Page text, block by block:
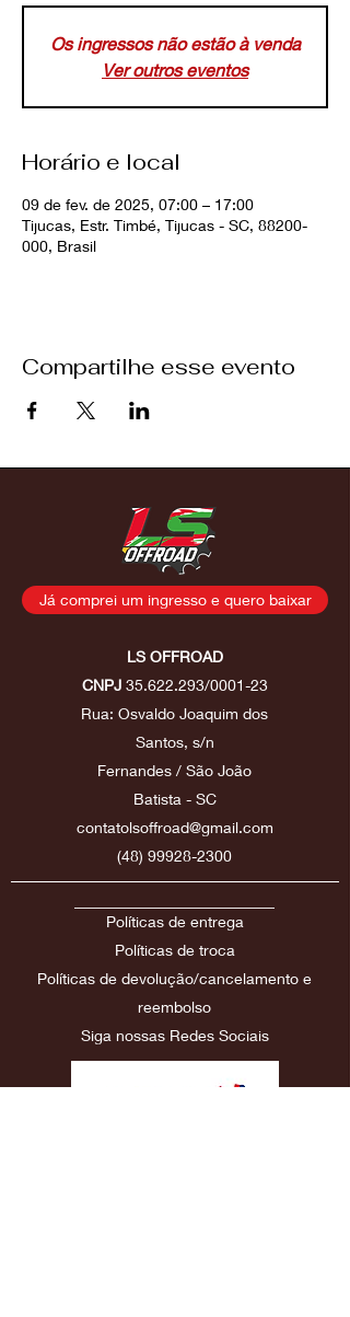
Os ingressos não estão à venda
Ver outros eventos
Horário e local
09 de fev. de 2025, 07:00 – 17:00
Tijucas, Estr. Timbé, Tijucas - SC, 88200-
000, Brasil
Compartilhe esse evento
Já comprei um ingresso e quero baixar
LS OFFROAD
CNPJ 35.622.293/0001-23
Rua: Osvaldo Joaquim dos
Santos, s/n
Fernandes / São João
Batista - SC
contatolsoffroad@gmail.com
(48) 99928-2300
Políticas de entrega
Políticasde troca
Políticas de devolução/cancelamento e
reembolso
Siga nossas Redes Sociais